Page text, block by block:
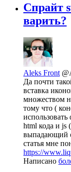
Спрайт
варить?
Aleks Front
Да почти
вставка
множеством
тому что (
html кода и js
выпадающий
статья мне
https://
Написано